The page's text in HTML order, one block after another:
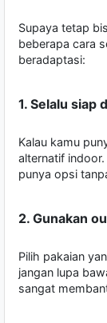
Supaya tetap
beberapa cara
beradaptasi:
1. Selalu siap
Kalau kamu
alternatif
punya opsi
2. Gunakan
Pilih pakaian
jangan lupa
sangat